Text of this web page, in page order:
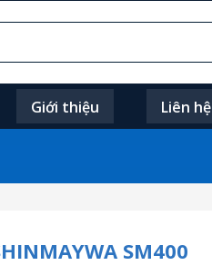
Giới thiệu Liên hệ
SM400